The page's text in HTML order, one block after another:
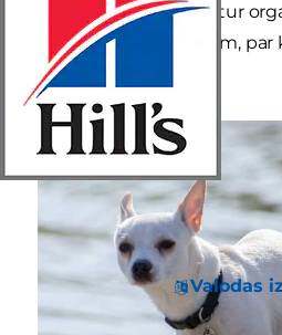
Valodas
liecināt par slimību citur
problēmām, piemēram,
izraisītu stresu.